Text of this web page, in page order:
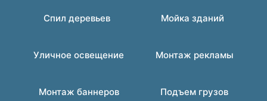
Спил деревьев Мойка зданий
Уличное освещение Монтаж рекламы
Монтаж баннеров Подъем грузов